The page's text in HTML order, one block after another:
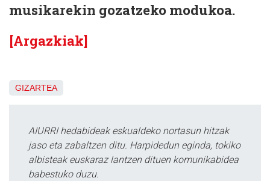
musikarekin gozatzeko modukoa.
[Argazkiak]
GIZARTEA
AIURRI hedabideak eskualdeko nortasun hitzak
jaso eta zabaltzen ditu. Harpidedun eginda, tokiko
albisteak euskaraz lantzen dituen komunikabidea
babestuko duzu.